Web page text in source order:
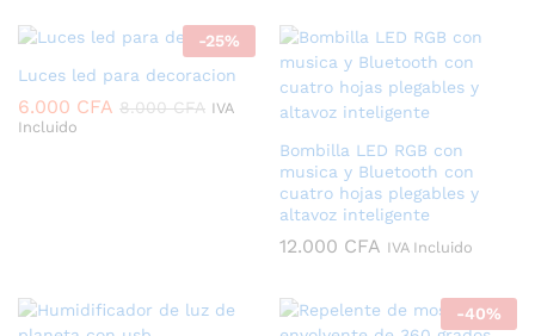
-25%
Luces led para decoracion
6.000 CFA 8.000CFA IVA
Incluido
Bombilla LED RGB con
musica y Bluetooth con
cuatro hojas plegables y
altavoz inteligente
12.000 CFA IVA Incluido
-40%